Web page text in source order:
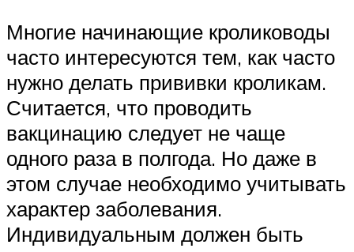
Многие начинающие кролиководы
часто интересуются тем, как часто
нужно делать прививки кроликам.
Считается, что проводить
вакцинацию следует не чаще
одного раза в полгода. Но даже в
этом случае необходимо учитывать
характер заболевания.
Индивидуальным должен быть